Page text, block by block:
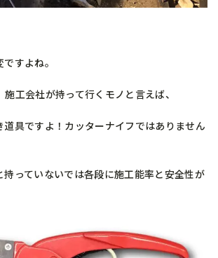
すよね。
工会社が持って行くモノと言えば、
道具ですよ！カッターナイフではありません
持っていないでは各段に施工能率と安全性が